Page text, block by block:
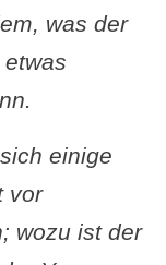
was der
einige
vor
wozu ist der